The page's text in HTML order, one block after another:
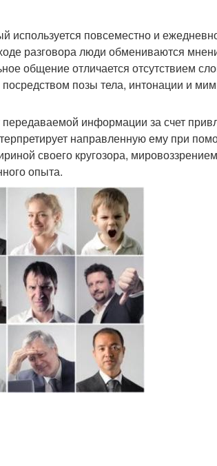
используется повсеместно и
разговора люди обмениваются
общение отличается отсутствием
позы тела, интонации и
информации за счет
направленную ему при
своего кругозора,
опыта.